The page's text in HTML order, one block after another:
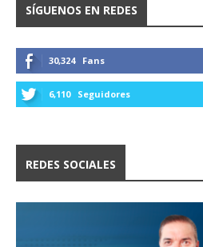
SÍGUENOS EN REDES
30,324 Fans
6,110 Seguidores
REDES SOCIALES